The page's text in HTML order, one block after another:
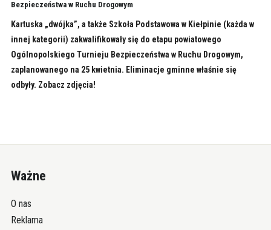
Bezpieczeństwa w Ruchu Drogowym
Kartuska „dwójka”, a także Szkoła Podstawowa w Kiełpinie (każda w
innej kategorii) zakwalifikowały się do etapu powiatowego
Ogólnopolskiego Turnieju Bezpieczeństwa w Ruchu Drogowym,
zaplanowanego na 25 kwietnia. Eliminacje gminne właśnie się
odbyły. Zobacz zdjęcia!
Ważne
O nas
Reklama